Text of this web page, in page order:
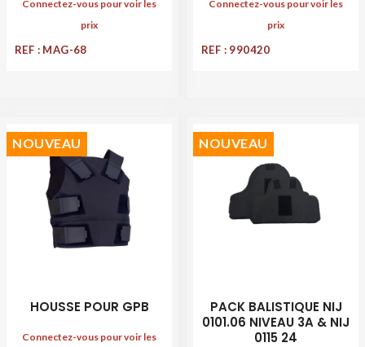
Connectez-vous pour voir les
prix
REF : MAG-68
Connectez-vous pour voir les
prix
REF : 990420
HOUSSE POUR GPB
Connectez-vous pour voir les
NOUVEAU
PACK BALISTIQUE NIJ
0101.06 NIVEAU 3A & NIJ
0115 24
NOUVEAU